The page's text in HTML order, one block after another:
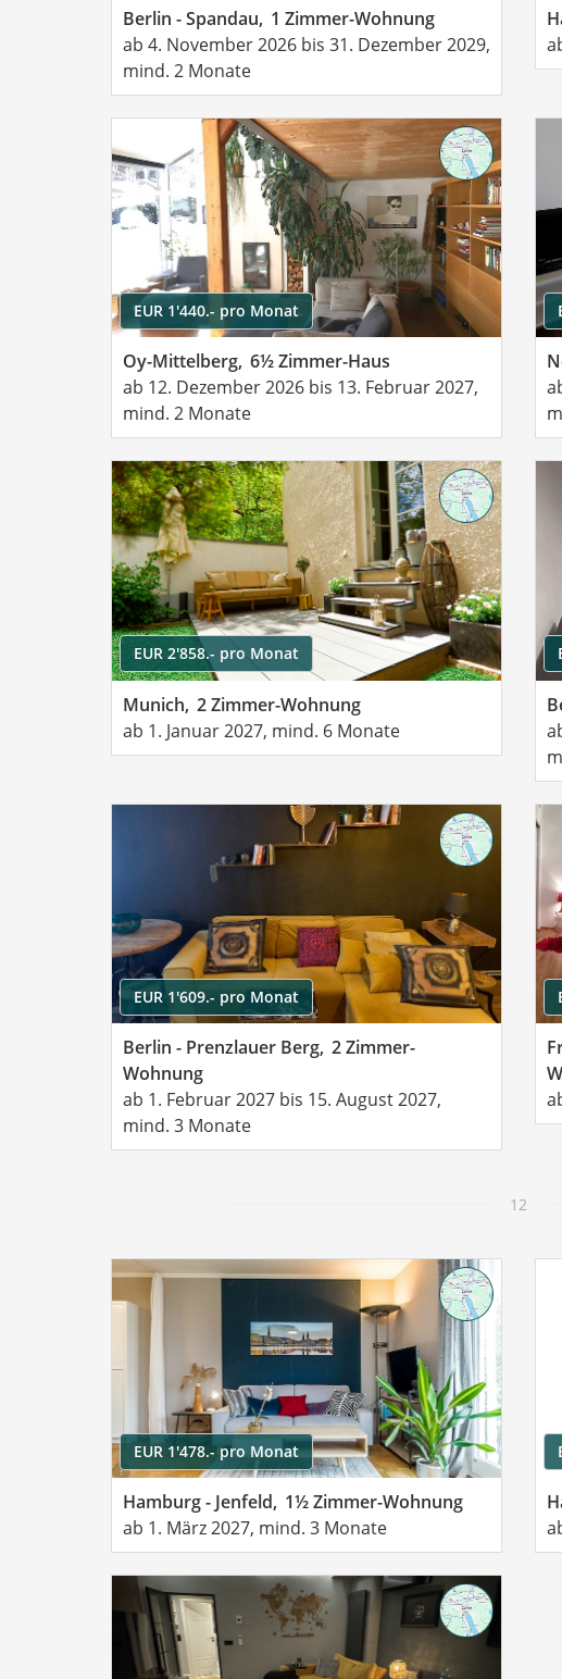
Berlin - Spandau, 1 Zimmer-Wohnung
ab 4. November 2026 bis 31. Dezember 2029,
mind. 2 Monate
EUR 1'440.- pro Monat
Oy-Mittelberg, 6½ Zimmer-Haus
ab 12. Dezember 2026 bis 13. Februar 2027,
mind. 2 Monate
EUR 2'858.- pro Monat
Munich, 2 Zimmer-Wohnung
ab 1. Januar 2027, mind. 6 Monate
EUR 1'609.- pro Monat
Berlin - Prenzlauer Berg, 2 Zimmer-
Wohnung
ab 1. Februar 2027 bis 15. August 2027,
mind. 3 Monate
12
EUR 1'478.- pro Monat
Hamburg - Jenfeld, 1½ Zimmer-Wohnung
ab 1. März 2027, mind. 3 Monate